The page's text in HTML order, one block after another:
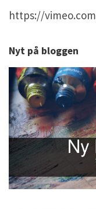
https://
Nyt på bloggen